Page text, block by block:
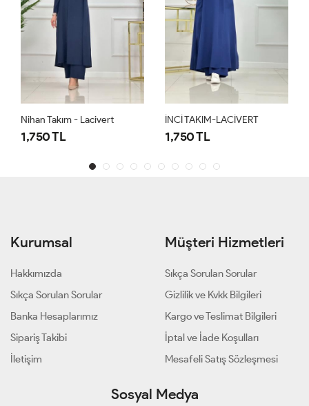
Nihan Takım - Lacivert
1,750 TL
İNCİ TAKIM-LACİVERT
1,750 TL
Kurumsal
Hakkımızda
Sıkça Sorulan Sorular
Banka Hesaplarımız
Sipariş Takibi
İletişim
Müşteri Hizmetleri
Sıkça Sorulan Sorular
Gizlilik ve Kvkk Bilgileri
Kargo ve Teslimat Bilgileri
İptal ve İade Koşulları
Mesafeli Satış Sözleşmesi
Sosyal Medya